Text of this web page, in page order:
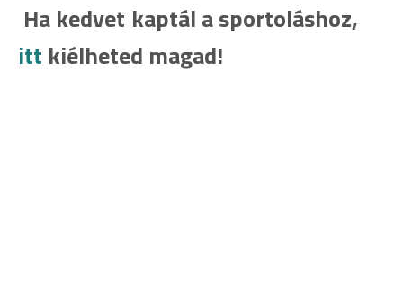
Ha kedvet kaptál a sportoláshoz,
itt kiélheted magad!